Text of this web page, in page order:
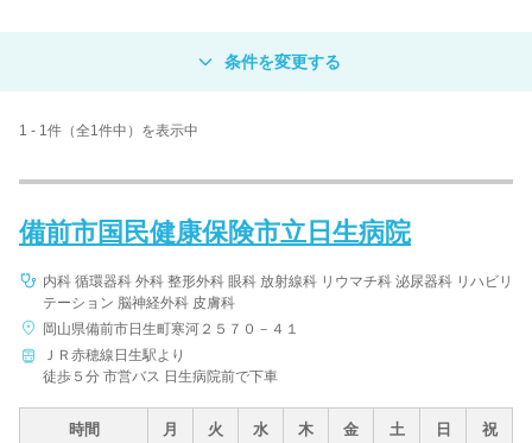
病院 クリニック
病名 / 診療科目
病院名
1 - 1件（全1件中）を表示中
備前市国民健康保険市立日生病院
内科 循環器科 外科 整形外科 眼科 放射線科 リウマチ科 泌尿器科 リハビリ
テーション 脳神経外科 皮膚科
岡山県備前市日生町寒河２５７０－４１
ＪＲ赤穂線日生駅より
徒歩５分 市営バス 日生病院前で下車
時間 月 火 水 木 金 土 日 祝